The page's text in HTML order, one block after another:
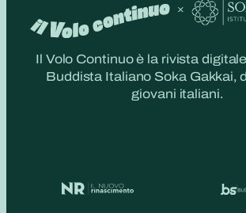
Il Volo Continuo è la rivista
Buddista Italiano Soka Gakkai,
giovani italiani.